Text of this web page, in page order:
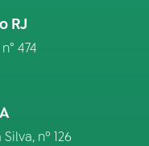
RJ
474
nº 126